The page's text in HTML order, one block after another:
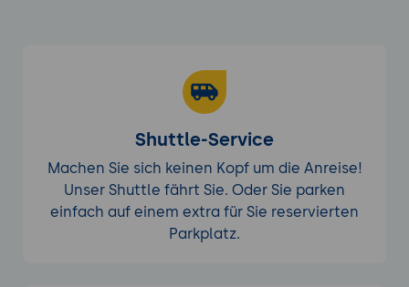
Shuttle-Service
Machen Sie sich keinen Kopf um die Anreise!
Unser Shuttle fährt Sie. Oder Sie parken
einfach auf einem extra für Sie reservierten
Parkplatz.